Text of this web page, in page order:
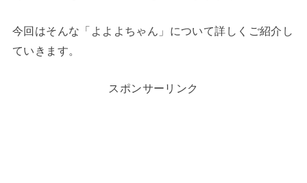
今回はそんな「よよよちゃん」について詳しくご紹介し
ていきます。
スポンサーリンク